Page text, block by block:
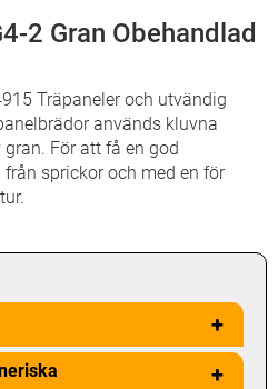
2 Gran Obehandlad
Träpaneler och utvändig
används kluvna
För att få en god
sprickor och med en för
+
+